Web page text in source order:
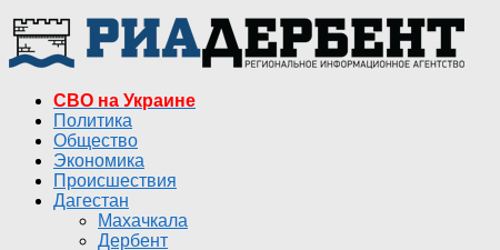
СВО на Украине
Политика
Общество
Экономика
Происшествия
Дагестан
Махачкала
Дербент